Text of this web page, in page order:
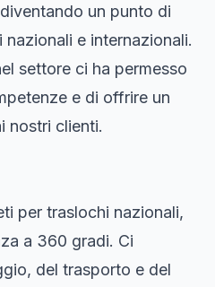
un punto di
e internazionali.
settore ci ha permesso
e di offrire un
nostri clienti.
per traslochi nazionali,
a 360 gradi. Ci
del trasporto e del